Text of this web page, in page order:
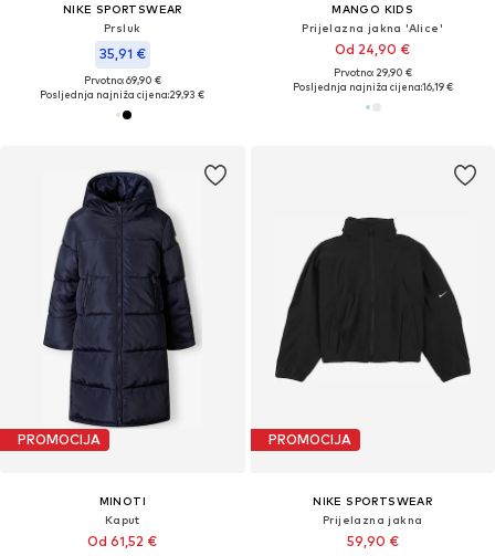
NIKE SPORTSWEAR
Prsluk
35,91 €
Prvotno: 69,90 €
Posljednja najniža cijena:29,93 €
MANGO KIDS
Prijelazna jakna 'Alice'
Od 24,90 €
Prvotno: 29,90 €
Posljednja najniža cijena:16,19 €
PROMOCIJA
MINOTI
Kaput
Od 61,52 €
PROMOCIJA
NIKE SPORTSWEAR
Prijelazna jakna
59,90 €